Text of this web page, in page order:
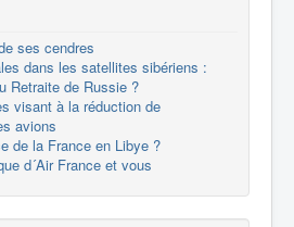
ses cendres
dans les satellites sibériens :
Retraite de Russie ?
visant à la réduction de
avions
de la France en Libye ?
d´Air France et vous